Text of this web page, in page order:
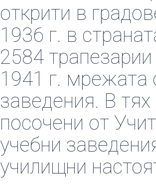
открити в
1936 г. в
2584
1941 г. мрежата
заведения. В
посочени от
учебни
училищни